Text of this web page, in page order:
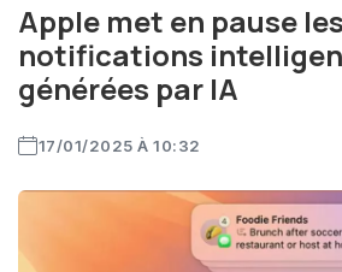
Apple met en pause les
notifications
générées par IA
17/01/2025 À 10:32